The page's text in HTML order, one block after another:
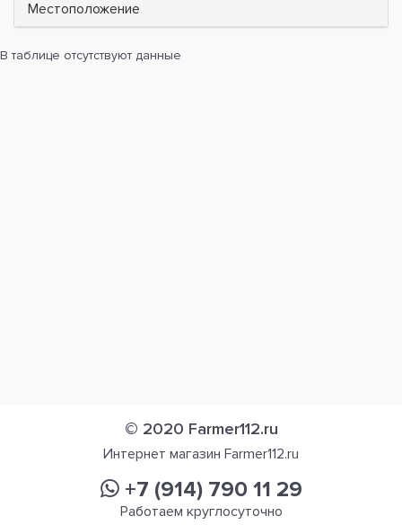
Местоположение
В таблице отсутствуют данные
© 2020 Farmer112.ru
Интернет магазин Farmer112.ru
+7 (914) 790 11 29
Работаем круглосуточно